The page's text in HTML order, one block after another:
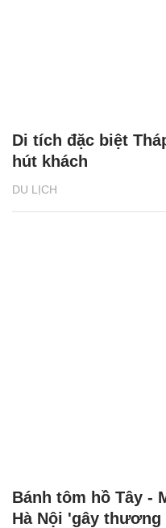
DU LỊCH
Di tích đặc biệt
hút khách
Bánh tôm hồ Tây -
Hà Nội 'gây